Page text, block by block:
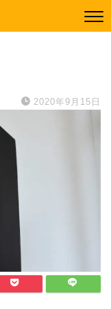
2020年9月15日